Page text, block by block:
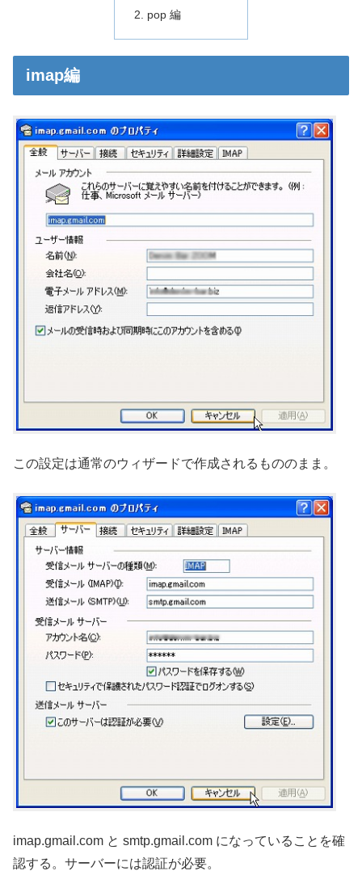
pop 編
imap編
この設定は通常のウィザードで作成されるもののまま。
imap.gmail.com と smtp.gmail.com になっていることを確
認する。サーバーには認証が必要。